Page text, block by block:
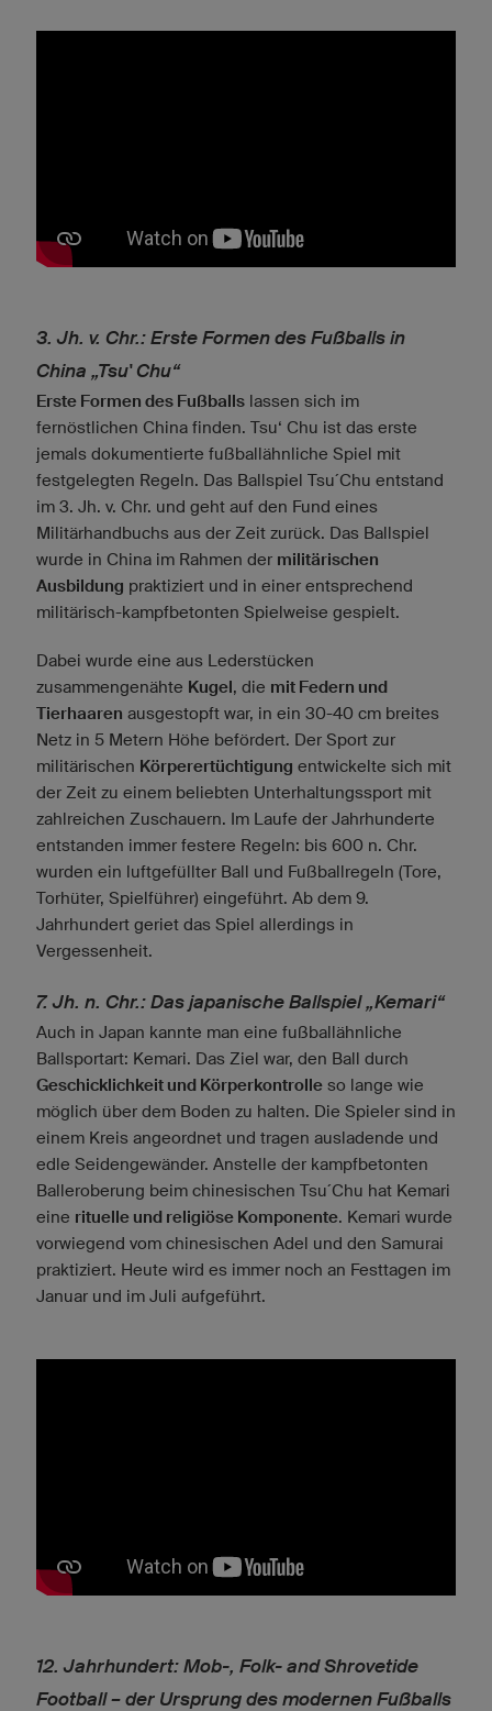
3. Jh. v. Chr.: Erste Formen des Fußballs in
China „Tsu' Chu“
Erste Formen des Fußballs lassen sich im
fernöstlichen China finden. Tsu‘ Chu ist das erste
jemals dokumentierte fußballähnliche Spiel mit
festgelegten Regeln. Das Ballspiel Tsu´Chu entstand
im 3. Jh. v. Chr. und geht auf den Fund eines
Militärhandbuchs aus der Zeit zurück. Das Ballspiel
wurde in China im Rahmen der militärischen
Ausbildung praktiziert und in einer entsprechend
militärisch-kampfbetonten Spielweise gespielt.
Dabei wurde eine aus Lederstücken
zusammengenähte Kugel, die mit Federn und
Tierhaaren ausgestopft war, in ein 30-40 cm breites
Netz in 5 Metern Höhe befördert. Der Sport zur
militärischen Körperertüchtigung entwickelte sich mit
der Zeit zu einem beliebten Unterhaltungssport mit
zahlreichen Zuschauern. Im Laufe der Jahrhunderte
entstanden immer festere Regeln: bis 600 n. Chr.
wurden ein luftgefüllter Ball und Fußballregeln (Tore,
Torhüter, Spielführer) eingeführt. Ab dem 9.
Jahrhundert geriet das Spiel allerdings in
Vergessenheit.
7. Jh. n. Chr.: Das japanische Ballspiel „Kemari“
Auch in Japan kannte man eine fußballähnliche
Ballsportart: Kemari. Das Ziel war, den Ball durch
Geschicklichkeit und Körperkontrolle so lange wie
möglich über dem Boden zu halten. Die Spieler sind in
einem Kreis angeordnet und tragen ausladende und
edle Seidengewänder. Anstelle der kampfbetonten
Balleroberung beim chinesischen Tsu´Chu hat Kemari
eine rituelle und religiöse Komponente. Kemari wurde
vorwiegend vom chinesischen Adel und den Samurai
praktiziert. Heute wird es immer noch an Festtagen im
Januar und im Juli aufgeführt.
12. Jahrhundert: Mob-, Folk- and Shrovetide
Football – der Ursprung des modernen Fußballs